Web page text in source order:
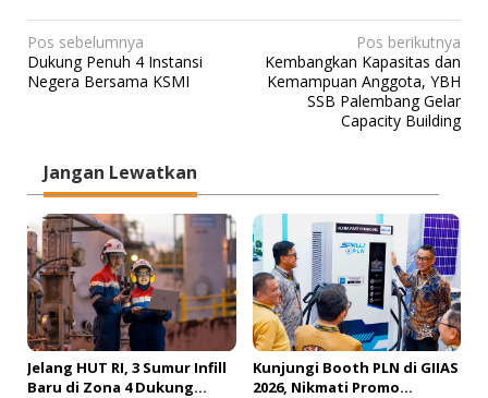
N
a
a
s
i
p
o
s
Pos sebelumnya
Dukung Penuh 4 Instansi
Negera Bersama KSMI
Pos berikutnya
Kembangkan Kapasitas dan
Kemampuan Anggota, YBH
SSB Palembang Gelar
Capacity Building
Jangan Lewatkan
Jelang HUT RI, 3 Sumur Infill
Baru di Zona 4 Dukung
Kunjungi Booth PLN di GIIAS
2026, Nikmati Promo